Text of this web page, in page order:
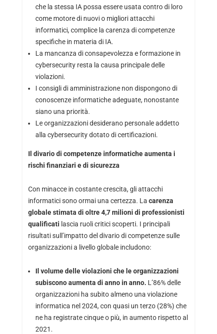
che la stessa IA possa essere usata contro di loro
come motore di nuovi o migliori attacchi
informatici, complice la carenza di competenze
specifiche in materia di IA.
La mancanza di consapevolezza e formazione in
cybersecurity resta la causa principale delle
violazioni.
I consigli di amministrazione non dispongono di
conoscenze informatiche adeguate, nonostante
siano una priorità.
Le organizzazioni desiderano personale addetto
alla cybersecurity dotato di certificazioni.
Il divario di competenze informatiche aumenta i
rischi finanziari e di sicurezza
Con minacce in costante crescita, gli attacchi
informatici sono ormai una certezza. La carenza
globale stimata di oltre 4,7 milioni di professionisti
qualificati lascia ruoli critici scoperti. I principali
risultati sull’impatto del divario di competenze sulle
organizzazioni a livello globale includono:
Il volume delle violazioni che le organizzazioni
subiscono aumenta di anno in anno. L’86% delle
organizzazioni ha subito almeno una violazione
informatica nel 2024, con quasi un terzo (28%) che
ne ha registrate cinque o più, in aumento rispetto al
2021.